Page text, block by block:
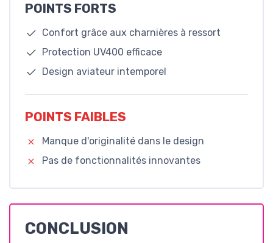
POINTS FORTS
Confort grâce aux charnières à ressort
Protection UV400 efficace
Design aviateur intemporel
POINTS FAIBLES
Manque d'originalité dans le design
Pas de fonctionnalités innovantes
CONCLUSION